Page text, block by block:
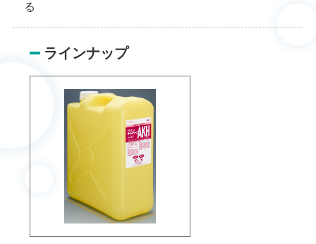
る
ラインナップ